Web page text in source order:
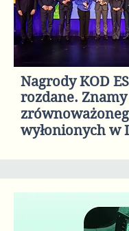
Nagrody KOD
rozdane.
wyłonionych w